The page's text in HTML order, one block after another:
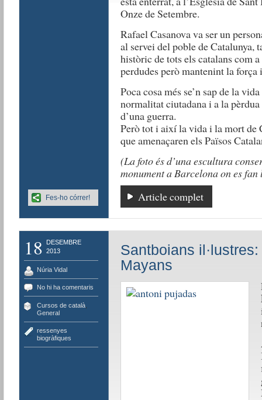
Onze de Setembre.
Rafael Casanova va ser un
al servei del poble de Catalunya,
històric de tots els catalans com
perdudes però mantenint la força
Poca cosa més se’n sap de la
normalitat ciutadana i a la
d’una guerra.
Però tot i així la vida i la mort de
que amenaçaren els Països
(La foto és d’una escultura
monument a Barcelona on es
Article complet
Fes-ho córrer!
18
DESEMBRE
2013
Núria Vidal
No hi ha comentaris
Cursos de català,
General
ressenyes
biogràfiques
Santboians
Mayans